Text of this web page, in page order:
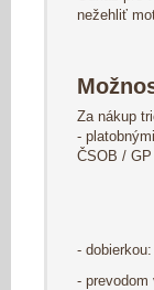
nežehliť
Za nákup
-
ČSOB /
-
-